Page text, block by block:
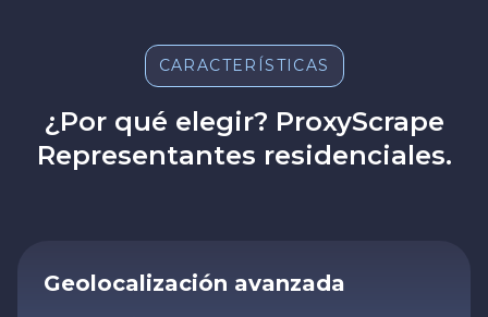
CARACTERÍSTICAS
¿Por qué elegir? ProxyScrape
Representantes residenciales.
Geolocalización avanzada